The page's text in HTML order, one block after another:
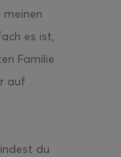
meinen
es ist,
Familie
auf
du